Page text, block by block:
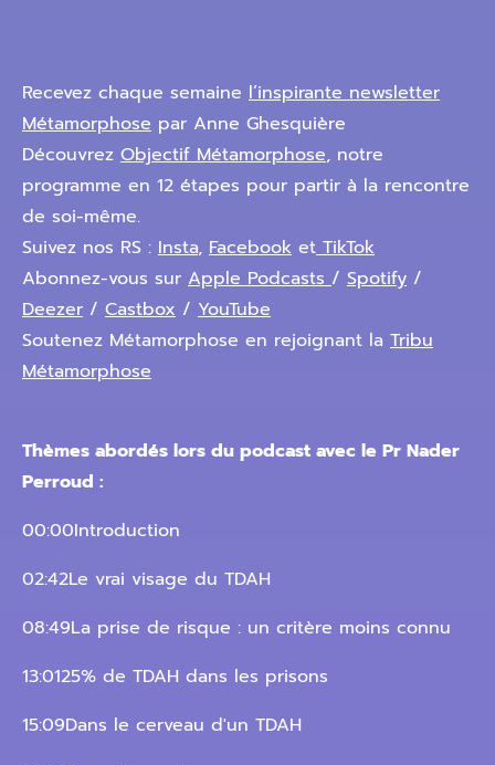
Recevez chaque semaine l’inspirante newsletter
Métamorphose par Anne Ghesquière
Découvrez Objectif Métamorphose, notre
programme en 12 étapes pour partir à la rencontre
de soi-même.
Suivez nos RS : Insta, Facebook etTikTok
Abonnez-vous sur Apple Podcasts/ Spotify /
Deezer / Castbox / YouTube
Soutenez Métamorphose en rejoignant la Tribu
Métamorphose
Thèmes abordés lors du podcast avec le Pr Nader
Perroud :
00:00Introduction
02:42Le vrai visage du TDAH
08:49La prise de risque : un critère moins connu
13:0125% de TDAH dans les prisons
15:09Dans le cerveau d'un TDAH